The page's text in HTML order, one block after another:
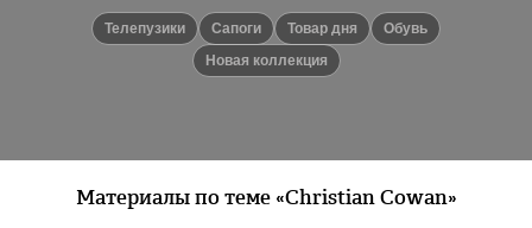
Телепузики Сапоги Товар дня
Обувь
Новая коллекция
Материалы по теме «Christian Cowan»